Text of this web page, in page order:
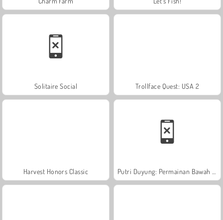
Solitaire Social Trollface Quest: USA 2
Harvest Honors Classic